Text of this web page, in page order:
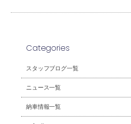
Categories
スタッフブログ一覧
ニュース一覧
納車情報一覧